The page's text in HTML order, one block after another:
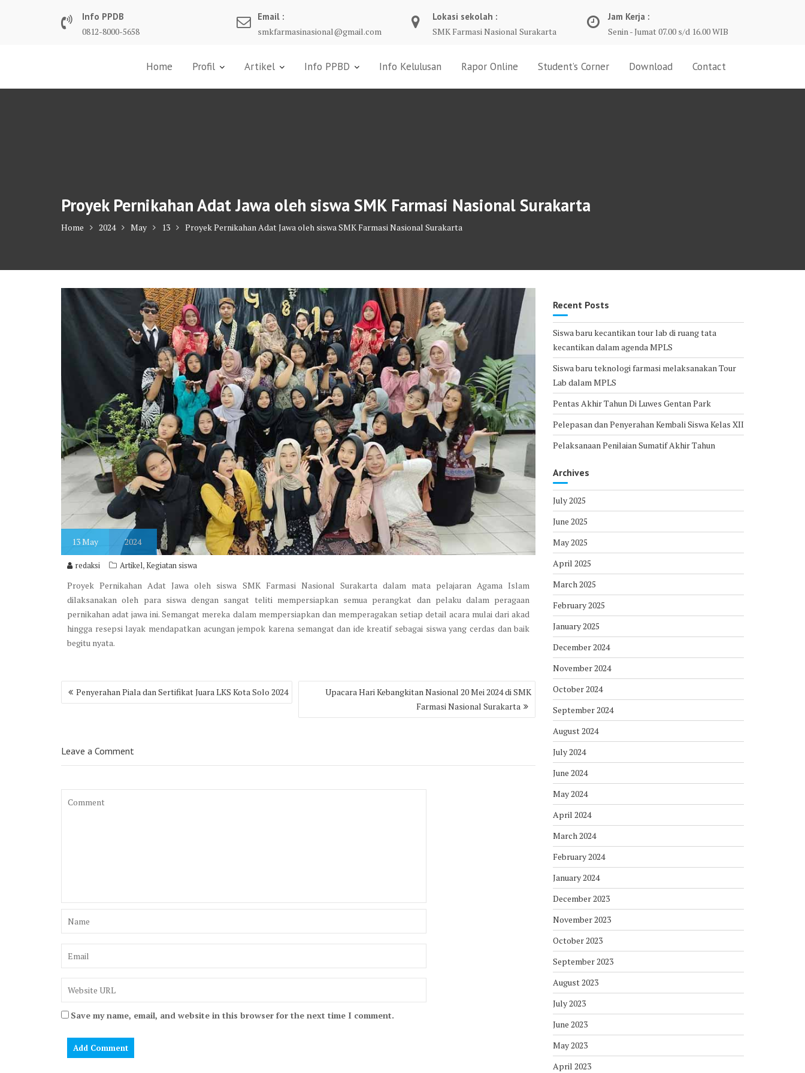
Info PPDB
0812-8000-5658
Email :
smkfarmasinasional@gmail.com
Lokasi sekolah :
SMK Farmasi Nasional Surakarta
Jam Kerja :
Senin - Jumat 07.00 s/d 16.00 WIB
Home Profil Artikel Info PPBD Info Kelulusan Rapor Online Student’s Corner Download Contact
Proyek Pernikahan Adat Jawa oleh siswa SMK Farmasi Nasional Surakarta
Home 2024 May 13 Proyek Pernikahan Adat Jawa oleh siswa SMK Farmasi Nasional Surakarta
13May 2024
redaksi Artikel,Kegiatan siswa
Proyek Pernikahan Adat Jawa oleh siswa SMK Farmasi Nasional Surakarta dalam mata pelajaran Agama Islam
dilaksanakan oleh para siswa dengan sangat teliti mempersiapkan semua perangkat dan pelaku dalam peragaan
pernikahan adat jawa ini. Semangat mereka dalam mempersiapkan dan memperagakan setiap detail acara mulai dari akad
hingga resepsi layak mendapatkan acungan jempok karena semangat dan ide kreatif sebagai siswa yang cerdas dan baik
begitu nyata.
Post
navigation
Penyerahan Piala dan Sertifikat Juara LKS Kota Solo 2024
Upacara Hari Kebangkitan Nasional 20 Mei 2024 di SMK
Farmasi Nasional Surakarta
Leave a Comment
Save my name, email, and website in this browser for the next time I comment.
Recent Posts
Siswa baru kecantikan tour lab di ruang tata
kecantikan dalam agenda MPLS
Siswa baru teknologi farmasi melaksanakan Tour
Lab dalam MPLS
Pentas Akhir Tahun Di Luwes Gentan Park
Pelepasan dan Penyerahan Kembali Siswa Kelas XII
Pelaksanaan Penilaian Sumatif Akhir Tahun
Archives
July 2025
June 2025
May 2025
April 2025
March 2025
February 2025
January 2025
December 2024
November 2024
October 2024
September 2024
August 2024
July 2024
June 2024
May 2024
April 2024
March 2024
February 2024
January 2024
December 2023
November 2023
October 2023
September 2023
August 2023
July 2023
June 2023
May 2023
April 2023